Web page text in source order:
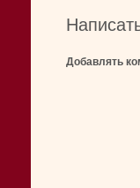
Добавлять